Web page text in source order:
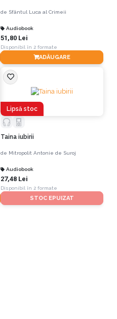
de Sfântul Luca al Crimeii
Audiobook
51,80 Lei
Disponibil în 2 formate
ADĂUGARE
Lipsă stoc
Taina iubirii
de Mitropolit Antonie de Suroj
Audiobook
27,48 Lei
Disponibil în 2 formate
STOC EPUIZAT